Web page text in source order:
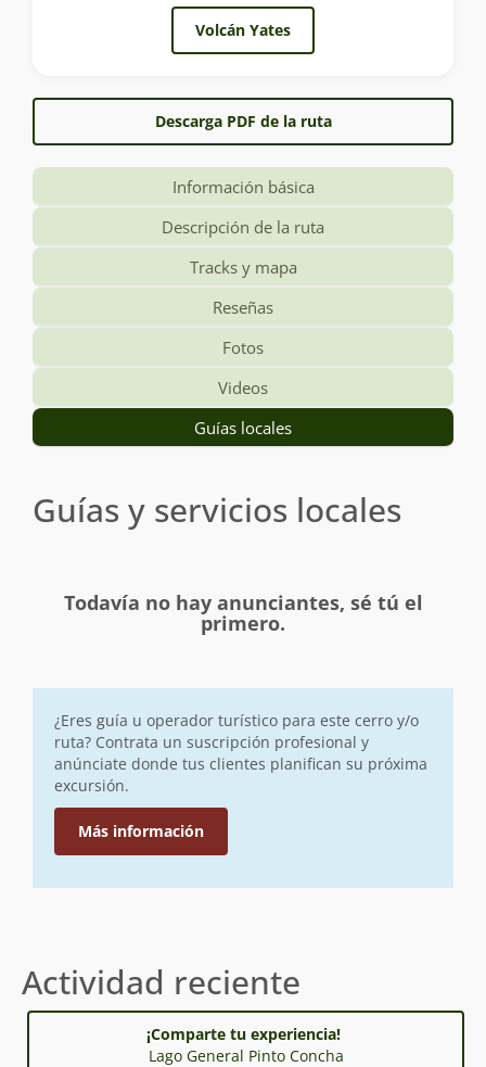
Volcán Yates
Descarga PDF de la ruta
Información básica
Descripción de la ruta
Tracks y mapa
Reseñas
Fotos
Videos
Guías locales
Guías y servicios locales
Todavía no hay anunciantes, sé tú el
primero.
¿Eres guía u operador turístico para este cerro y/o
ruta? Contrata un suscripción profesional y
anúnciate donde tus clientes planifican su próxima
excursión.
Más información
Actividad reciente
¡Comparte tu experiencia!
Lago General Pinto Concha